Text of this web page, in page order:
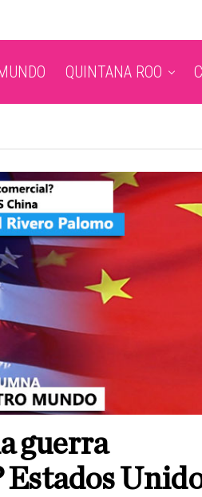
QUINTANA ROO
guerra
Estados